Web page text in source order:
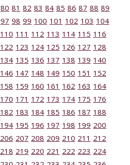
80 81 82 83 84 85 86 87 88 89
97 98 99 100 101 102 103 104
110 111 112 113 114 115 116
122 123 124 125 126 127 128
134 135 136 137 138 139 140
146 147 148 149 150 151 152
158 159 160 161 162 163 164
170 171 172 173 174 175 176
182 183 184 185 186 187 188
194 195 196 197 198 199 200
206 207 208 209 210 211 212
218 219 220 221 222 223 224